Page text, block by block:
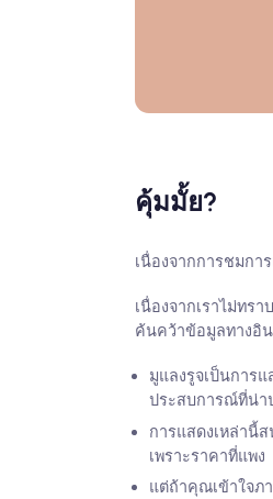
คุ้มมั้ย?
เนื่องจากการชมกา
เนื่องจากเราไม่ทร
ค้นคว้าข้อมูลทางอิ
มูแลงรูจเป็นการ
ประสบการณ์ที่น่า
การแสดงเหล่านี้
เพราะราคาที่แพง
แต่ถ้าคุณเข้าใจภ